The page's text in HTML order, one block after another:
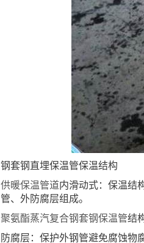
钢套钢直埋保温管保温结构
供暖保温管道内滑动式：保温结
管、外防腐层组成。
聚氨酯蒸汽复合钢套钢保温管结
防腐层：保护外钢管避免腐蚀物